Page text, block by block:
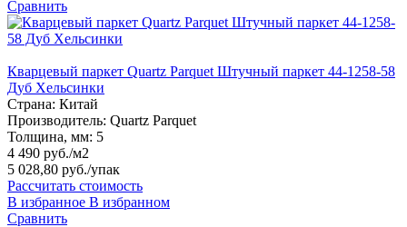
Сравнить
Кварцевый паркет Quartz Parquet Штучный паркет 44-1258-58
Дуб Хельсинки
Страна: Китай
Производитель: Quartz Parquet
Толщина, мм: 5
4 490 руб./м2
5 028,80 руб./упак
Рассчитать стоимость
В избранное В избранном
Сравнить